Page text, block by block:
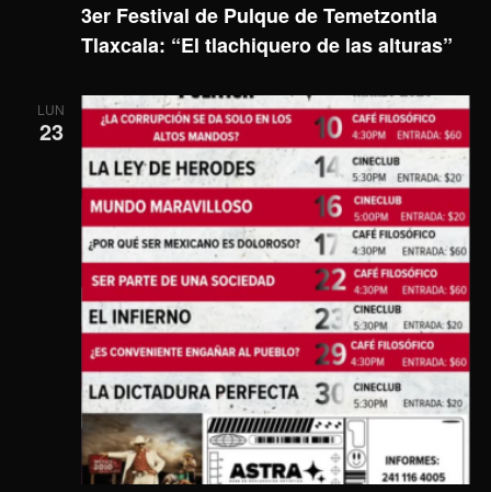
3er Festival de Pulque de Temetzontla
Tlaxcala: “El tlachiquero de las alturas”
LUN
23